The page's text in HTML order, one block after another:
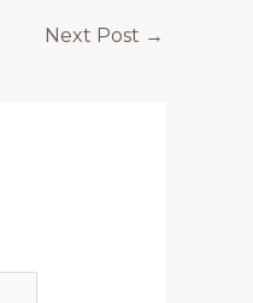
Next Post →